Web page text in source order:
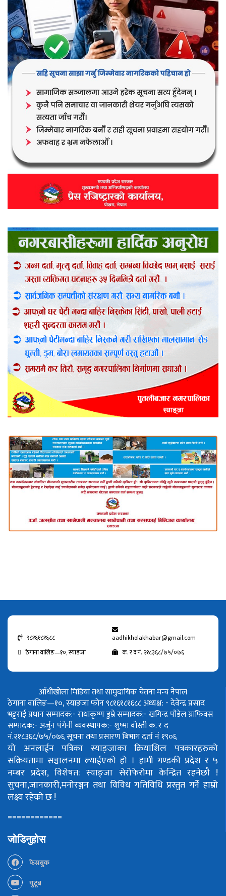
९८१६१८१६८८
aadhikholakhabar@gmail.com
ठेगाना वालिङ—१०, स्याङजा
क. र द नं. २१८३६८/७५/०७६
आँधीखोला मिडिया तथा सामुदायिक चेतना मन्च नेपाल
ठेगाना वालिङ—१०, स्याङजा फोन ९८१६१८१६८८अध्यक्ष: - देवेन्द्र प्रसाद
भट्टराईप्रधान सम्पादक:- राधाकृष्ण डुम्रेसम्पादक:- खगिन्द्र पौडेलग्राफिक्स
सम्पादक:- अर्जुन पंगेनीव्यवस्थापक:- शुष्मा वोस्तीक. र द
नं.२१८३६८/७५/०७६सूचना तथा प्रसारण बिभाग दर्ता नं १९०६
यो अनलाईन पत्रिका स्याङ्जाका क्रियाशिल पत्रकारहरुको
सक्रियतामा सञ्चालनमा ल्याईएको हो । हामी गण्डकी प्रदेश र ५
नम्बर प्रदेश, विशेषत: स्याङ्जा सेरोफेरोमा केन्द्रित रहनेछौ !
सुचना,जानकारी,मनोरञ्जन तथा विविध गतिविधि प्रस्तुत गर्ने हाम्रो
लक्ष्य रहेको छ !
============
जोडिनुहोस
फेसबुक
युटूब